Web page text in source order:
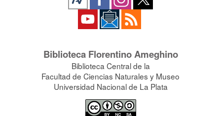
Biblioteca Florentino Ameghino
Biblioteca Central de la
Facultad de Ciencias Naturales y Museo
Universidad Nacional de La Plata